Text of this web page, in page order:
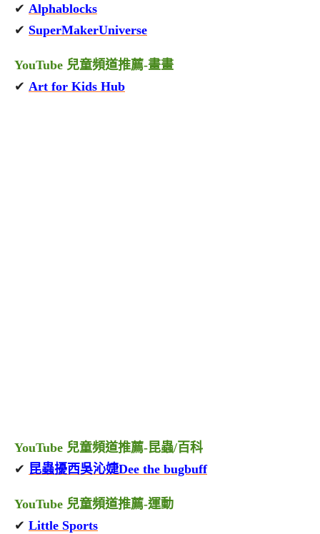
✔ Alphablocks
✔ SuperMakerUniverse
YouTube 兒童頻道推薦-畫畫
✔ Art for Kids Hub
YouTube 兒童頻道推薦-昆蟲/百科
✔ 昆蟲擾西吳沁婕Dee the bugbuff
YouTube 兒童頻道推薦-運動
✔ Little Sports